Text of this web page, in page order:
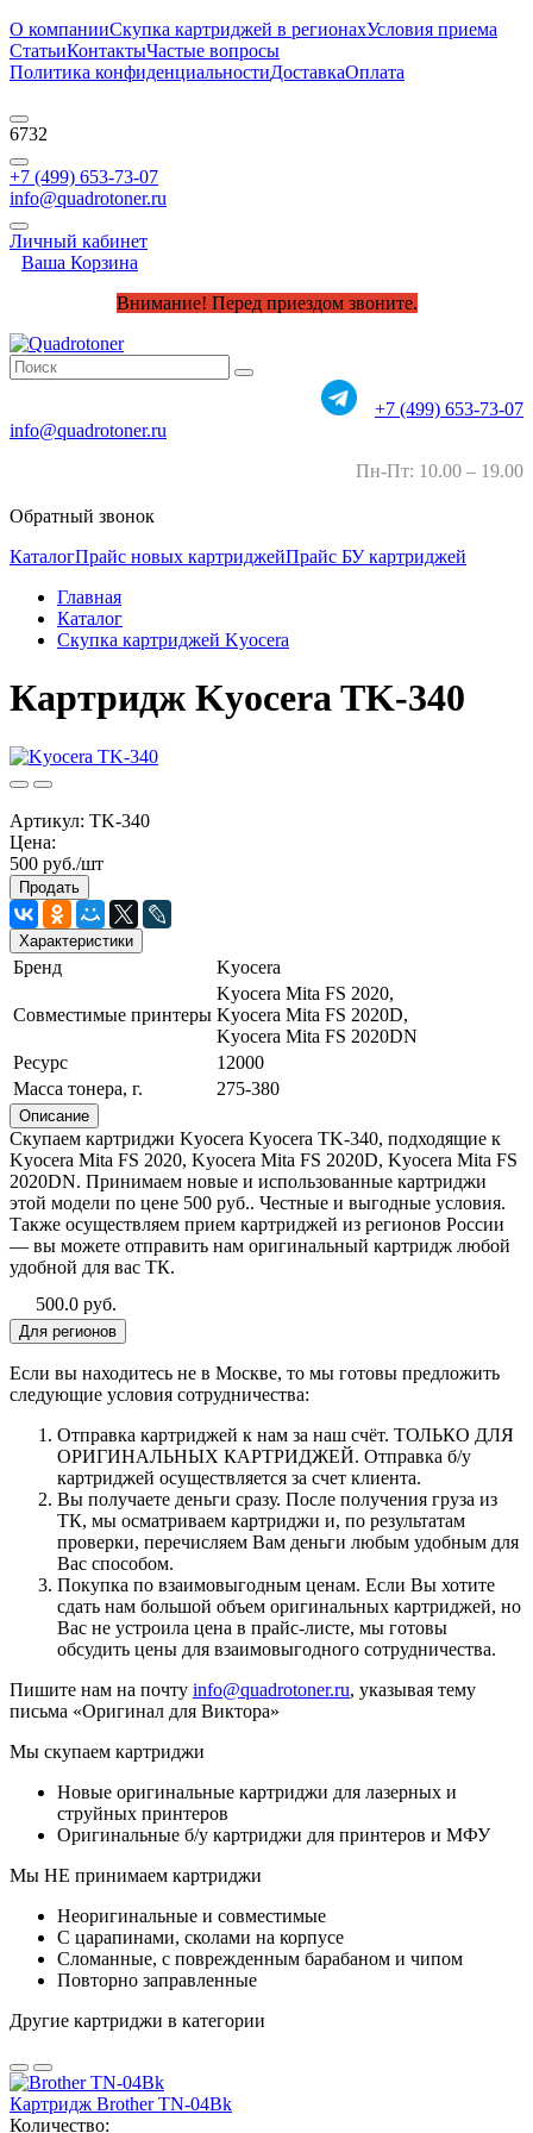
О компанииСкупка картриджей в регионахУсловия приема
СтатьиКонтактыЧастые вопросы
Политика конфиденциальностиДоставкаОплата
6732
+7 (499) 653-73-07
info@quadrotoner.ru
Личный кабинет
Ваша Корзина
Внимание! Перед приездом звоните.
+7 (499) 653-73-07
info@quadrotoner.ru
Пн-Пт: 10.00 – 19.00
Обратный звонок
КаталогПрайс новых картриджейПрайс БУ картриджей
Главная
Каталог
Скупка картриджей Kyocera
Картридж Kyocera TK-340
Артикул: TK-340
Цена:
500 руб./шт
Продать
Характеристики
Бренд Kyocera
Совместимые принтеры
Kyocera Mita FS 2020,
Kyocera Mita FS 2020D,
Kyocera Mita FS 2020DN
Ресурс
12000
Масса тонера, г.
275-380
Описание
Скупаем картриджи Kyocera Kyocera TK-340, подходящие к
Kyocera Mita FS 2020, Kyocera Mita FS 2020D, Kyocera Mita FS
2020DN. Принимаем новые и использованные картриджи
этой модели по цене 500 руб.. Честные и выгодные условия.
Также осуществляем прием картриджей из регионов России
— вы можете отправить нам оригинальный картридж любой
удобной для вас ТК.
500.0 руб.
Для регионов
Если вы находитесь не в Москве, то мы готовы предложить
следующие условия сотрудничества:
Отправка картриджей к нам за наш счёт. ТОЛЬКО ДЛЯ
ОРИГИНАЛЬНЫХ КАРТРИДЖЕЙ. Отправка б/у
картриджей осуществляется за счет клиента.
Вы получаете деньги сразу. После получения груза из
ТК, мы осматриваем картриджи и, по результатам
проверки, перечисляем Вам деньги любым удобным для
Вас способом.
Покупка по взаимовыгодным ценам. Если Вы хотите
сдать нам большой объем оригинальных картриджей, но
Вас не устроила цена в прайс-листе, мы готовы
обсудить цены для взаимовыгодного сотрудничества.
Пишите нам на почту info@quadrotoner.ru, указывая тему
письма «Оригинал для Виктора»
Мы скупаем картриджи
Новые оригинальные картриджи для лазерных и
струйных принтеров
Оригинальные б/у картриджи для принтеров и МФУ
Мы НЕ принимаем картриджи
Неоригинальные и совместимые
С царапинами, сколами на корпусе
Сломанные, с поврежденным барабаном и чипом
Повторно заправленные
Другие картриджи в категории
Картридж Brother TN-04Bk
Количество: